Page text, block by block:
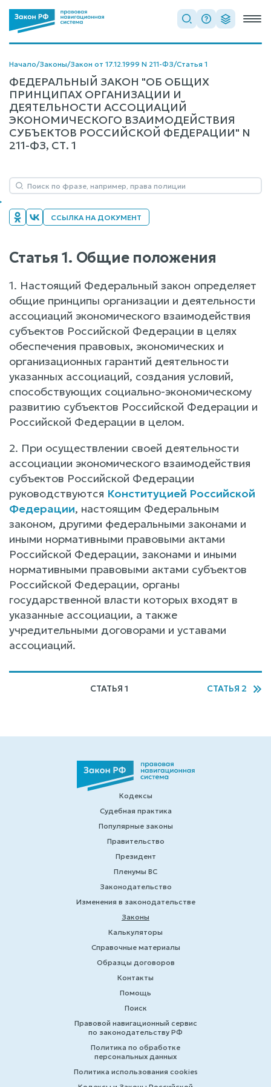
Начало/Законы/Закон от 17.12.1999 N 211-ФЗ/Статья 1
ФЕДЕРАЛЬНЫЙ ЗАКОН "ОБ ОБЩИХ
ПРИНЦИПАХ ОРГАНИЗАЦИИ И
ДЕЯТЕЛЬНОСТИ АССОЦИАЦИЙ
ЭКОНОМИЧЕСКОГО ВЗАИМОДЕЙСТВИЯ
СУБЪЕКТОВ РОССИЙСКОЙ ФЕДЕРАЦИИ" N
211-ФЗ, СТ. 1
ССЫЛКА НА ДОКУМЕНТ
Статья 1. Общие положения
1. Настоящий Федеральный закон определяет
общие принципы организации и деятельности
ассоциаций экономического взаимодействия
субъектов Российской Федерации в целях
обеспечения правовых, экономических и
организационных гарантий деятельности
указанных ассоциаций, создания условий,
способствующих социально-экономическому
развитию субъектов Российской Федерации и
Российской Федерации в целом.
2. При осуществлении своей деятельности
ассоциации экономического взаимодействия
субъектов Российской Федерации
руководствуются Конституцией Российской
Федерации, настоящим Федеральным
законом, другими федеральными законами и
иными нормативными правовыми актами
Российской Федерации, законами и иными
нормативными правовыми актами субъектов
Российской Федерации, органы
государственной власти которых входят в
указанные ассоциации, а также
учредительными договорами и уставами
ассоциаций.
СТАТЬЯ 1 СТАТЬЯ 2
Кодексы
Судебная практика
Популярные законы
Правительство
Президент
Пленумы ВС
Законодательство
Изменения в законодательстве
Законы
Калькуляторы
Справочные материалы
Образцы договоров
Контакты
Помощь
Поиск
Правовой навигационный сервис
по законодательству РФ
Политика по обработке
персональных данных
Политика использования cookies